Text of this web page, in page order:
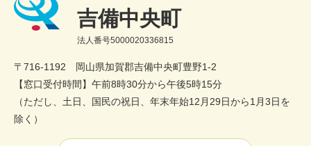
吉備中央町
法人番号5000020336815
〒716-1192 岡山県加賀郡吉備中央町豊野1-2
【窓口受付時間】午前8時30分から午後5時15分
（ただし、土日、国民の祝日、年末年始12月29日から1月3日を
除く）